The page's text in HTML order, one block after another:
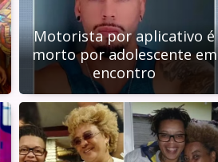
Motorista por aplicativo é
morto por adolescente em
encontro